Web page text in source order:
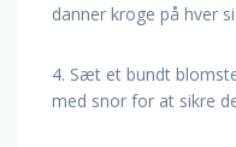
danner kroge på hver
4. Sæt et bundt
med snor for at sikre